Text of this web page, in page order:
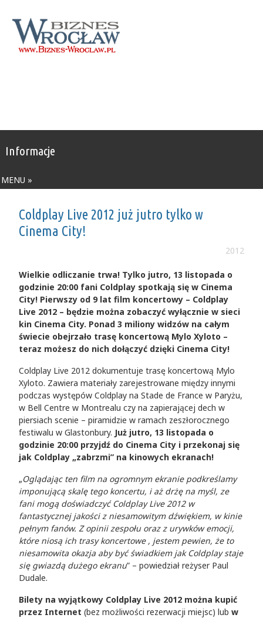
Informacje
MENU »
Coldplay Live 2012 już jutro tylko w
Cinema City!
2012
Wielkie odliczanie trwa! Tylko jutro, 13 listopada o
godzinie 20:00 fani Coldplay spotkają się w Cinema
City! Pierwszy od 9 lat film koncertowy – Coldplay
Live 2012 – będzie można zobaczyć wyłącznie w sieci
kin Cinema City. Ponad 3 miliony widzów na całym
świecie obejrzało trasę koncertową Mylo Xyloto –
teraz możesz do nich dołączyć dzięki Cinema City!
Coldplay Live 2012 dokumentuje trasę koncertową Mylo
Xyloto. Zawiera materiały zarejestrowane między innymi
podczas występów Coldplay na Stade de France w Paryżu,
w Bell Centre w Montrealu czy na zapierającej dech w
piersiach scenie – piramidzie w ramach zeszłorocznego
festiwalu w Glastonbury. Już jutro, 13 listopada o
godzinie 20:00 przyjdź do Cinema City i przekonaj się
jak Coldplay „zabrzmi” na kinowych ekranach!
„Oglądając ten film na ogromnym ekranie podkreślamy
imponującą skalę tego koncertu, i aż drżę na myśl, ze
fani mogą doświadczyć Coldplay Live 2012 w
fantastycznej jakości z niesamowitym dźwiękiem, w kinie
pełnym fanów. Z opinii zespołu oraz z urywków emocji,
które niosą ich trasy koncertowe , jestem pewien, że to
niesamowita okazja aby być świadkiem jak Coldplay staje
się gwiazdą dużego ekranu” – powiedział reżyser Paul
Dudale.
Bilety na wyjątkowy Coldplay Live 2012 można kupić
przez Internet (bez możliwości rezerwacji miejsc) lub w